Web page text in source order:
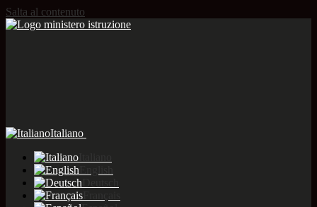
Salta al contenuto
Italiano